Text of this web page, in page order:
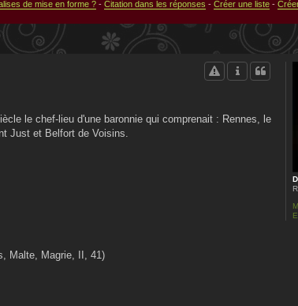
de mise en forme ? - Citation dans les réponses - Créer une liste -
le chef-lieu d'une baronnie qui comprenait : Rennes, le
Just et Belfort de Voisins.
Malte, Magrie, II, 41)